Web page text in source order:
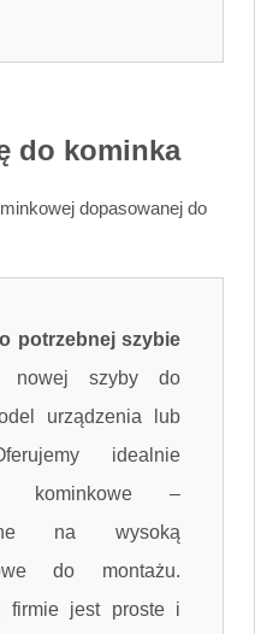
do kominka
dopasowanej do
potrzebnej szybie
nowej szyby do
urządzenia lub
idealnie
kominkowe –
na wysoką
do montażu.
firmie jest proste i